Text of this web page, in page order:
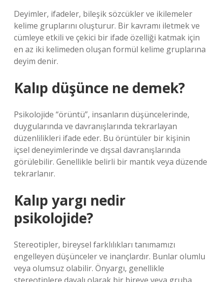
Deyimler, ifadeler, bileşik sözcükler ve ikilemeler
kelime gruplarını oluşturur. Bir kavramı iletmek ve
cümleye etkili ve çekici bir ifade özelliği katmak için
en az iki kelimeden oluşan formül kelime gruplarına
deyim denir.
Kalıp düşünce ne demek?
Psikolojide “örüntü”, insanların düşüncelerinde,
duygularında ve davranışlarında tekrarlayan
düzenlilikleri ifade eder. Bu örüntüler bir kişinin
içsel deneyimlerinde ve dışsal davranışlarında
görülebilir. Genellikle belirli bir mantık veya düzende
tekrarlanır.
Kalıp yargı nedir
psikolojide?
Stereotipler, bireysel farklılıkları tanımamızı
engelleyen düşünceler ve inançlardır. Bunlar olumlu
veya olumsuz olabilir. Önyargı, genellikle